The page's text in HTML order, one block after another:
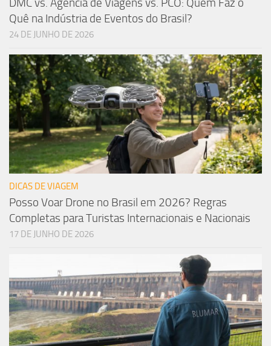
Quê na Indústria de Eventos do Brasil?
24 DE JUNHO DE 2026
DICAS DE VIAGEM
Posso Voar Drone no Brasil em 2026? Regras
Completas para Turistas Internacionais e Nacionais
17 DE JUNHO DE 2026